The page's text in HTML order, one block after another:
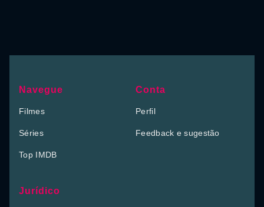
Navegue
Filmes
Séries
Top IMDB
Conta
Perfil
Feedback e sugestão
Jurídico